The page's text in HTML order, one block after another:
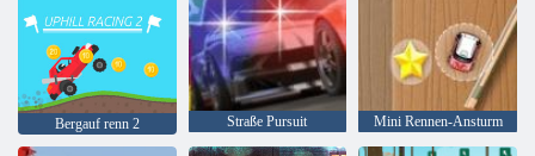
Bergauf renn 2 Straße Pursuit Mini Rennen-Ansturm